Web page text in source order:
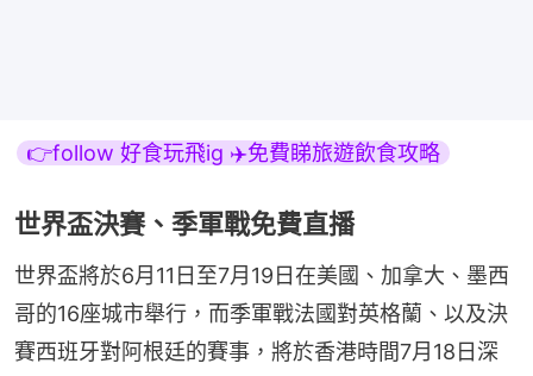
👉follow 好食玩飛ig ✈️免費睇旅遊飲食攻略
世界盃決賽、季軍戰免費直播
世界盃將於6月11日至7月19日在美國、加拿大、墨西
哥的16座城市舉行，而季軍戰法國對英格蘭、以及決
賽西班牙對阿根廷的賽事，將於香港時間7月18日深